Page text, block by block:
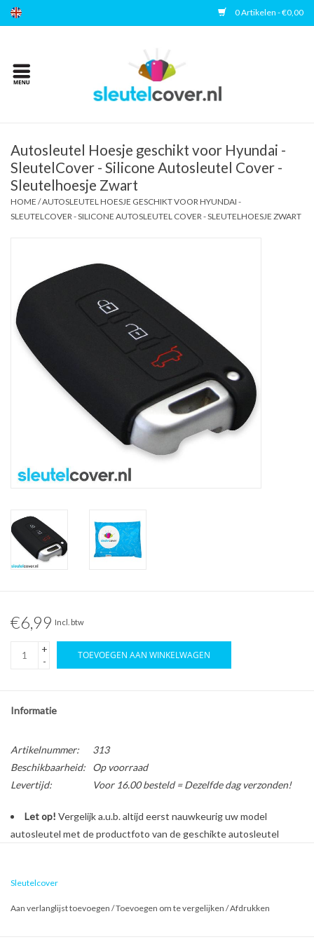
0 Artikelen - €0,00
Home
Accessoires
Veelgestelde vragen
Autosleutel Hoesje geschikt voor Hyundai -
SleutelCover - Silicone Autosleutel Cover -
Sleutelhoesje Zwart
HOME /AUTOSLEUTEL HOESJE GESCHIKT VOOR HYUNDAI -
SLEUTELCOVER - SILICONE AUTOSLEUTEL COVER - SLEUTELHOESJE ZWART
€6,99 Incl. btw
+
-
TOEVOEGEN AAN WINKELWAGEN
Informatie
Artikelnummer:
313
Beschikbaarheid:
Op voorraad
Levertijd:
Voor 16.00 besteld = Dezelfde dag verzonden!
Let op! Vergelijk a.u.b. altijd eerst nauwkeurig uw model
autosleutel met de productfoto van de geschikte autosleutel
Sleutelcover
Aan verlanglijst toevoegen /Toevoegen om te vergelijken /Afdrukken